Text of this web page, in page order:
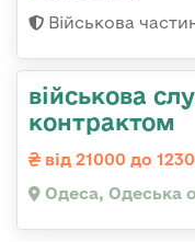
Військова
військова
контрактом
від 21000 до
Одеса, Одеська